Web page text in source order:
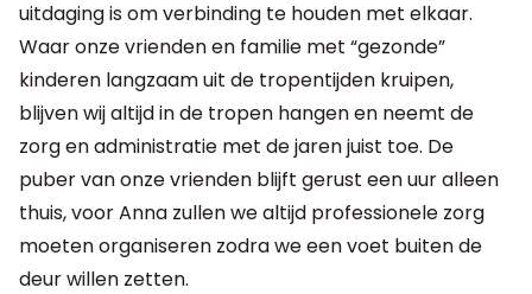
uitdaging is om verbinding te houden met elkaar.
Waar onze vrienden en familie met “gezonde”
kinderen langzaam uit de tropentijden kruipen,
blijven wij altijd in de tropen hangen en neemt de
zorg en administratie met de jaren juist toe. De
puber van onze vrienden blijft gerust een uur alleen
thuis, voor Anna zullen we altijd professionele zorg
moeten organiseren zodra we een voet buiten de
deur willen zetten.